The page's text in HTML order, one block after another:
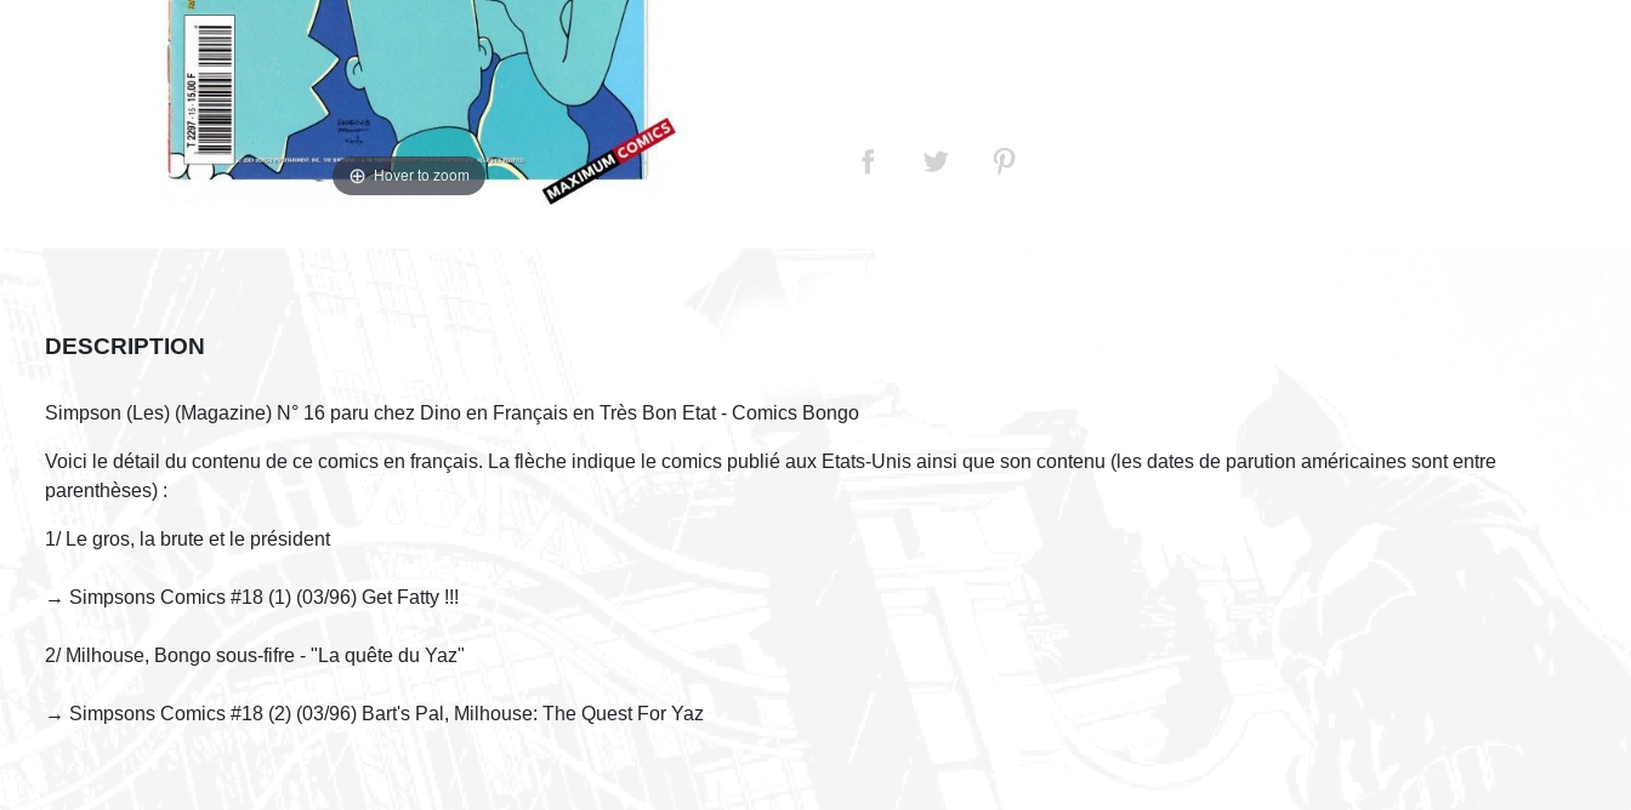
Hover to zoom
DESCRIPTION
Simpson (Les) (Magazine) N° 16 paru chez Dino en Français en Très Bon Etat - Comics Bongo
Voici le détail du contenu de ce comics en français. La flèche indique le comics publié aux Etats-Unis ainsi que son contenu (les dates de parution américaines sont entre
parenthèses) :
1/ Le gros, la brute et le président
→ Simpsons Comics #18 (1) (03/96) Get Fatty !!!
2/ Milhouse, Bongo sous-fifre - "La quête du Yaz"
→ Simpsons Comics #18 (2) (03/96) Bart's Pal, Milhouse: The Quest For Yaz